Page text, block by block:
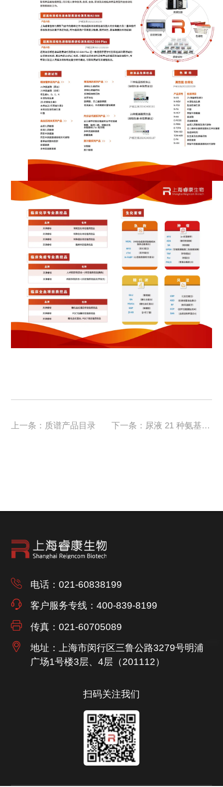
上一条：质谱产品目录 下一条：尿液 21 种氨基酸检测：读懂身体的「代谢日记」
电话：021-60838199
客户服务专线：400-839-8199
传真：021-60705089
地址：上海市闵行区三鲁公路3279号明浦
广场1号楼3层、4层（201112）
扫码关注我们